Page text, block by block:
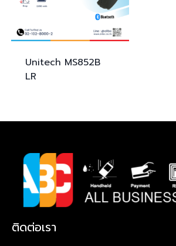
Unitech MS852B
LR
ติดต่อเรา